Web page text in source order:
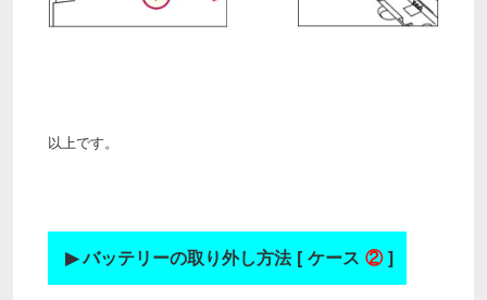
以上です。
▶バッテリーの取り外し方法 [ ケース②]